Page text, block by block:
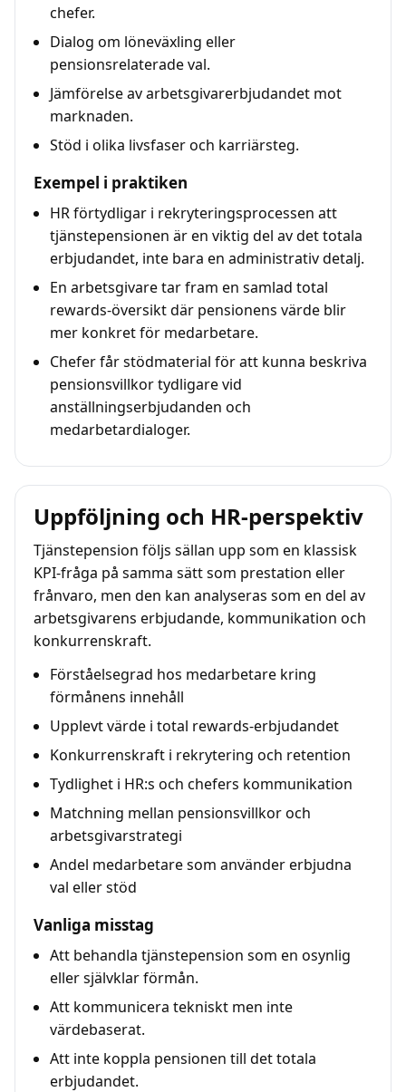
chefer.
Dialog om löneväxling eller
pensionsrelaterade val.
Jämförelse av arbetsgivarerbjudandet mot
marknaden.
Stöd i olika livsfaser och karriärsteg.
Exempel i praktiken
HR förtydligar i rekryteringsprocessen att
tjänstepensionen är en viktig del av det totala
erbjudandet, inte bara en administrativ detalj.
En arbetsgivare tar fram en samlad total
rewards-översikt där pensionens värde blir
mer konkret för medarbetare.
Chefer får stödmaterial för att kunna beskriva
pensionsvillkor tydligare vid
anställningserbjudanden och
medarbetardialoger.
Uppföljning och HR-perspektiv
Tjänstepension följs sällan upp som en klassisk
KPI-fråga på samma sätt som prestation eller
frånvaro, men den kan analyseras som en del av
arbetsgivarens erbjudande, kommunikation och
konkurrenskraft.
Förståelsegrad hos medarbetare kring
förmånens innehåll
Upplevt värde i total rewards-erbjudandet
Konkurrenskraft i rekrytering och retention
Tydlighet i HR:s och chefers kommunikation
Matchning mellan pensionsvillkor och
arbetsgivarstrategi
Andel medarbetare som använder erbjudna
val eller stöd
Vanliga misstag
Att behandla tjänstepension som en osynlig
eller självklar förmån.
Att kommunicera tekniskt men inte
värdebaserat.
Att inte koppla pensionen till det totala
erbjudandet.